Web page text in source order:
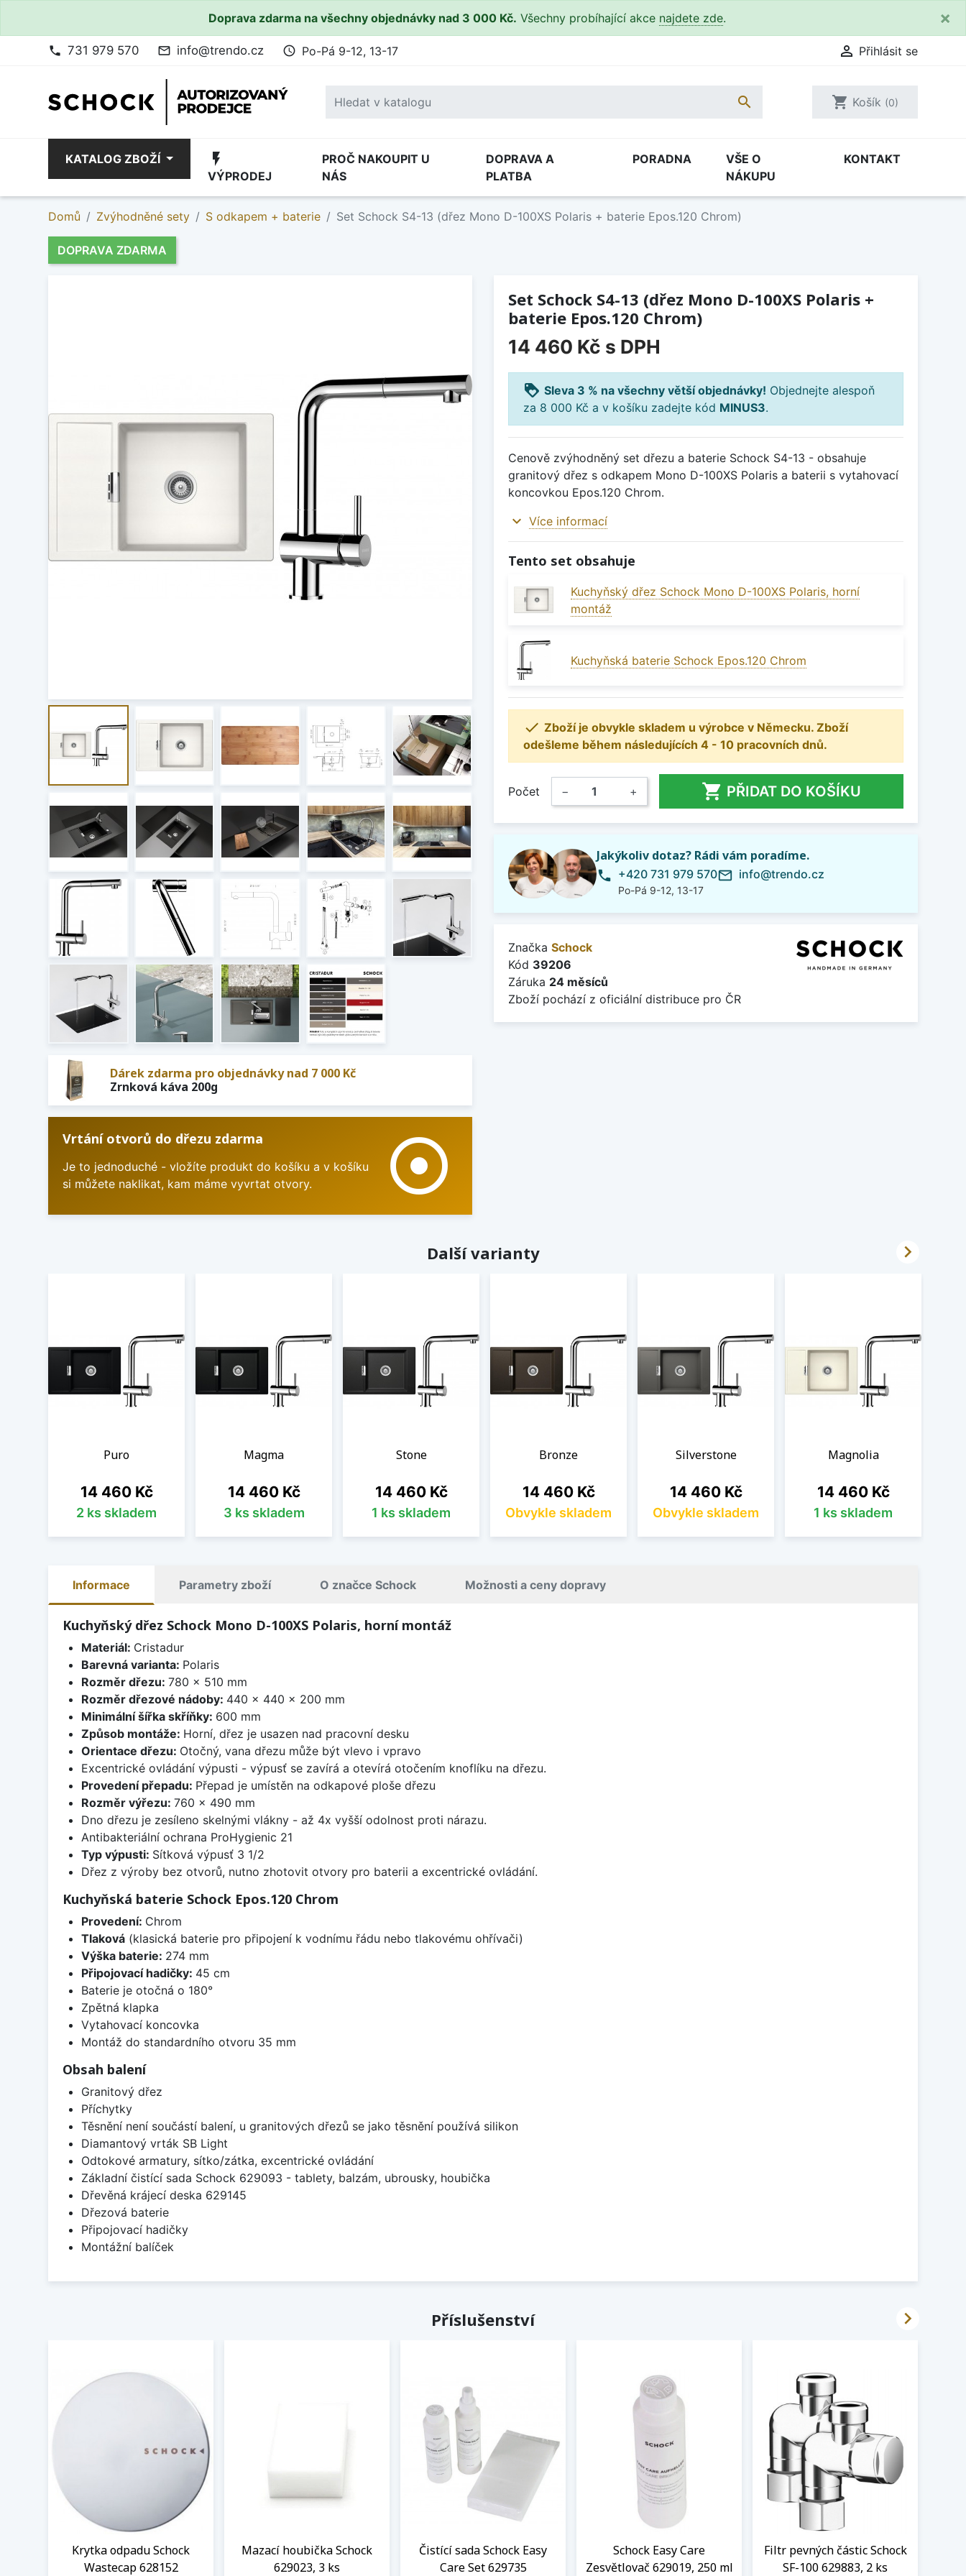
Doprava zdarma na všechny objednávky nad 3 000 Kč. Všechny probíhající akce najdete zde. ×
phone 731 979 570 mail_outline info@trendo.cz access_time Po-Pá 9-12, 13-17  Přihlásit se
 shopping_cart Košík (0)
KATALOG ZBOŽÍ flash_on
VÝPRODEJ
PROČ NAKOUPIT U
NÁS
DOPRAVA A
PLATBA
PORADNA
VŠE O
NÁKUPU
KONTAKT
Domů Zvýhodněné sety S odkapem + baterie Set Schock S4-13 (dřez Mono D-100XS Polaris + baterie Epos.120 Chrom)
DOPRAVA ZDARMA
Dárek zdarma pro objednávky nad 7 000 Kč
Zrnková káva 200g
Vrtání otvorů do dřezu zdarma
Je to jednoduché - vložíte produkt do košíku a v košíku
si můžete naklikat, kam máme vyvrtat otvory.
adjust
Set Schock S4-13 (dřez Mono D-100XS Polaris +
baterie Epos.120 Chrom)
14 460 Kč s DPH
loyalty Sleva 3 % na všechny větší objednávky! Objednejte alespoň
za 8 000 Kč a v košíku zadejte kód MINUS3.
Cenově zvýhodněný set dřezu a baterie Schock S4-13 - obsahuje
granitový dřez s odkapem Mono D-100XS Polaris a baterii s vytahovací
koncovkou Epos.120 Chrom.
expand_more Více informací
Tento set obsahuje
Kuchyňský dřez Schock Mono D-100XS Polaris, horní
montáž
Kuchyňská baterie Schock Epos.120 Chrom
 Zboží je obvykle skladem u výrobce v Německu. Zboží
odešleme během následujících 4 - 10 pracovních dnů.
Počet − +  PŘIDAT DO KOŠÍKU
Jakýkoliv dotaz? Rádi vám poradíme.
phone +420 731 979 570
Po-Pá 9-12, 13-17
mail_outline info@trendo.cz
Značka Schock
Kód 39206
Záruka 24 měsíců
Zboží pochází z oficiální distribuce pro ČR
Další varianty
Puro
Cena
14 460 Kč
2 ks skladem
Magma
Cena
14 460 Kč
3 ks skladem
Stone
Cena
14 460 Kč
1 ks skladem
Bronze
Cena
14 460 Kč
Obvykle skladem
Silverstone
Cena
14 460 Kč
Obvykle skladem
Magnolia
Cena
14 460 Kč
1 ks skladem

Informace Parametry zboží O značce Schock Možnosti a ceny dopravy
Kuchyňský dřez Schock Mono D-100XS Polaris, horní montáž
Materiál: Cristadur
Barevná varianta: Polaris
Rozměr dřezu: 780 x 510 mm
Rozměr dřezové nádoby: 440 x 440 x 200 mm
Minimální šířka skříňky: 600 mm
Způsob montáže: Horní, dřez je usazen nad pracovní desku
Orientace dřezu: Otočný, vana dřezu může být vlevo i vpravo
Excentrické ovládání výpusti - výpusť se zavírá a otevírá otočením knoflíku na dřezu.
Provedení přepadu: Přepad je umístěn na odkapové ploše dřezu
Rozměr výřezu: 760 x 490 mm
Dno dřezu je zesíleno skelnými vlákny - až 4x vyšší odolnost proti nárazu.
Antibakteriální ochrana ProHygienic 21
Typ výpusti: Sítková výpusť 3 1/2
Dřez z výroby bez otvorů, nutno zhotovit otvory pro baterii a excentrické ovládání.
Kuchyňská baterie Schock Epos.120 Chrom
Provedení: Chrom
Tlaková(klasická baterie pro připojení k vodnímu řádu nebo tlakovému ohřívači)
Výška baterie: 274 mm
Připojovací hadičky: 45 cm
Baterie je otočná o 180°
Zpětná klapka
Vytahovací koncovka
Montáž do standardního otvoru 35 mm
Obsah balení
Granitový dřez
Příchytky
Těsnění není součástí balení, u granitových dřezů se jako těsnění používá silikon
Diamantový vrták SB Light
Odtokové armatury, sítko/zátka, excentrické ovládání
Základní čistící sada Schock 629093 - tablety, balzám, ubrousky, houbička
Dřevěná krájecí deska 629145
Dřezová baterie
Připojovací hadičky
Montážní balíček
Příslušenství
Krytka odpadu Schock
Wastecap 628152
Mazací houbička Schock
629023, 3 ks
Čistící sada Schock Easy
Care Set 629735
Schock Easy Care
Zesvětlovač 629019, 250 ml
Filtr pevných částic Schock
SF-100 629883, 2 ks
